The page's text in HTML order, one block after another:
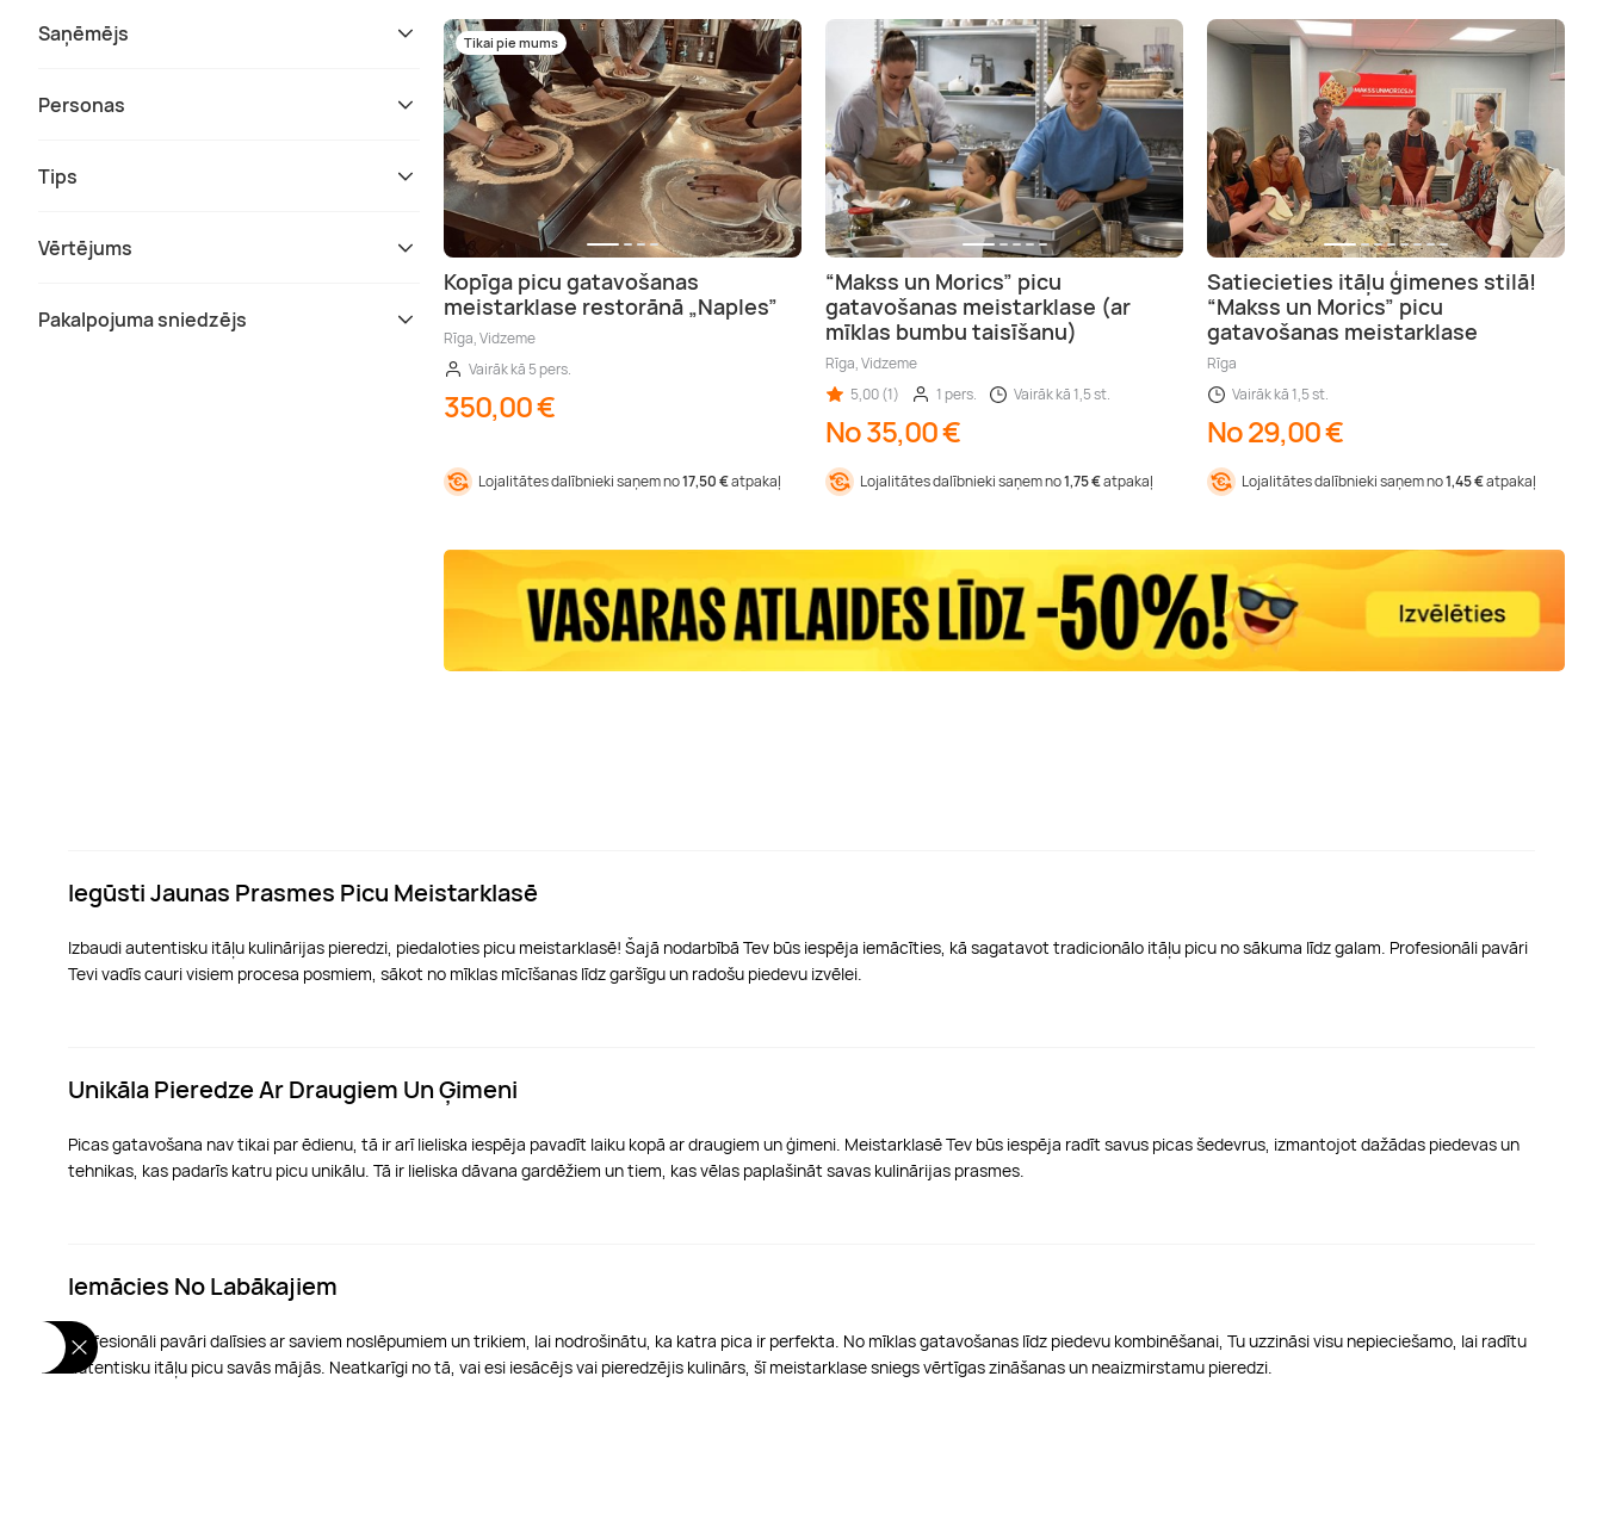
Saņēmējs
Personas
Tips
Vērtējums
Pakalpojuma sniedzējs
Tikai pie mums
Kopīga picu gatavošanas
meistarklase restorānā „Naples”
Rīga, Vidzeme
Vairāk kā 5 pers.
350,00 €
Lojalitātes dalībnieki saņem no17,50 €atpakaļ
“Makss un Morics” picu
gatavošanas meistarklase (ar
mīklas bumbu taisīšanu)
Rīga, Vidzeme
5,00 (1)
1 pers. Vairāk kā 1,5 st.
No 35,00 €
Lojalitātes dalībnieki saņem no1,75 €atpakaļ
Satiecieties itāļu ģimenes stilā!
“Makss un Morics” picu
gatavošanas meistarklase
Rīga
Vairāk kā 1,5 st.
No 29,00 €
Lojalitātes dalībnieki saņem no1,45 €atpakaļ
Iegūsti Jaunas Prasmes Picu Meistarklasē
Izbaudi autentisku itāļu kulinārijas pieredzi, piedaloties picu meistarklasē! Šajā nodarbībā Tev būs iespēja iemācīties, kā sagatavot tradicionālo itāļu picu no sākuma līdz galam. Profesionāli pavāri
Tevi vadīs cauri visiem procesa posmiem, sākot no mīklas mīcīšanas līdz garšīgu un radošu piedevu izvēlei.
Unikāla Pieredze Ar Draugiem Un Ģimeni
Picas gatavošana nav tikai par ēdienu, tā ir arī lieliska iespēja pavadīt laiku kopā ar draugiem un ģimeni. Meistarklasē Tev būs iespēja radīt savus picas šedevrus, izmantojot dažādas piedevas un
tehnikas, kas padarīs katru picu unikālu. Tā ir lieliska dāvana gardēžiem un tiem, kas vēlas paplašināt savas kulinārijas prasmes.
Iemācies No Labākajiem
Profesionāli pavāri dalīsies ar saviem noslēpumiem un trikiem, lai nodrošinātu, ka katra pica ir perfekta. No mīklas gatavošanas līdz piedevu kombinēšanai, Tu uzzināsi visu nepieciešamo, lai radītu
autentisku itāļu picu savās mājās. Neatkarīgi no tā, vai esi iesācējs vai pieredzējis kulinārs, šī meistarklase sniegs vērtīgas zināšanas un neaizmirstamu pieredzi.